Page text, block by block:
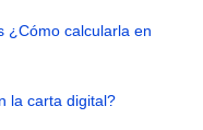
¿Cómo calcularla en
la carta digital?